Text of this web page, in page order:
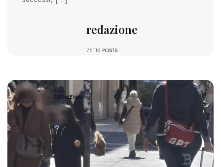
redazione
75118 POSTS
927 VIEWS